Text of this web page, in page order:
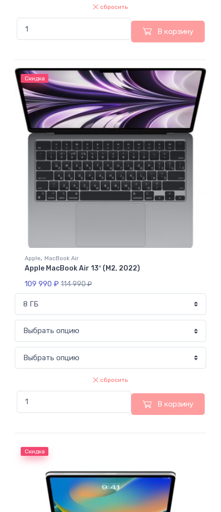
сбросить
В корзину
Скидка
Apple, MacBook Air
Apple MacBook Air 13″ (M2, 2022)
109 990 ₽ 114 990₽
сбросить
В корзину
Скидка